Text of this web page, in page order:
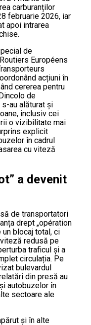
carburanților
februarie 2026, iar
apoi intrarea
de
Européens
acțiuni în
cererea pentru
de
au alăturat și
inclusiv cei
o vizibilitate mai
explicit
în cadrul
cu viteză
a devenit
de transportatori
drept „opération
blocaj total, ci
redusă pe
traficul și a
circulația. Pe
bulevardul
din presă au
autobuzelor în
sectoare ale
și în alte